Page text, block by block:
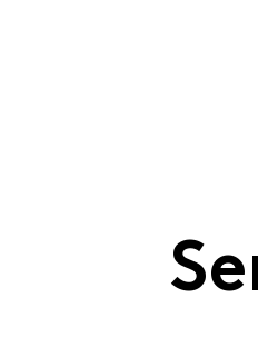
Autres